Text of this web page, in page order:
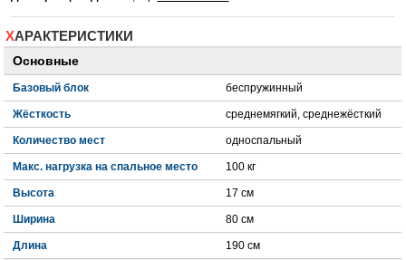
ХАРАКТЕРИСТИКИ
Основные
Базовый блок беспружинный
Жёсткость среднемягкий, среднежёсткий
Количество мест односпальный
Макс. нагрузка на спальное место 100 кг
Высота 17 см
Ширина 80 см
Длина 190 см